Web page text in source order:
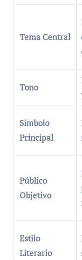
Tema Central
Tono
Símbolo
Principal
Público
Objetivo
Estilo
Literario